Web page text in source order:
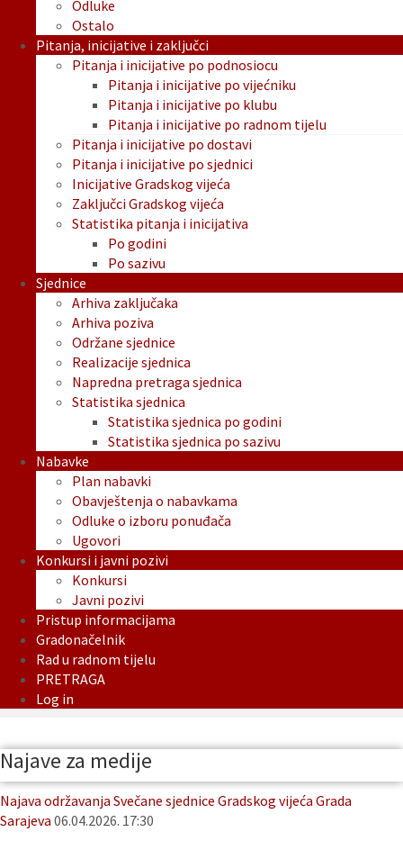
Odluke
Ostalo
Pitanja, inicijative i zaključci
Pitanja i inicijative po podnosiocu
Pitanja i inicijative po vijećniku
Pitanja i inicijative po klubu
Pitanja i inicijative po radnom tijelu
Pitanja i inicijative po dostavi
Pitanja i inicijative po sjednici
Inicijative Gradskog vijeća
Zaključci Gradskog vijeća
Statistika pitanja i inicijativa
Po godini
Po sazivu
Sjednice
Arhiva zaključaka
Arhiva poziva
Održane sjednice
Realizacije sjednica
Napredna pretraga sjednica
Statistika sjednica
Statistika sjednica po godini
Statistika sjednica po sazivu
Nabavke
Plan nabavki
Obavještenja o nabavkama
Odluke o izboru ponuđača
Ugovori
Konkursi i javni pozivi
Konkursi
Javni pozivi
Pristup informacijama
Gradonačelnik
Rad u radnom tijelu
PRETRAGA
Log in
Najave za medije
Najava održavanja Svečane sjednice Gradskog vijeća Grada
Sarajeva 06.04.2026. 17:30